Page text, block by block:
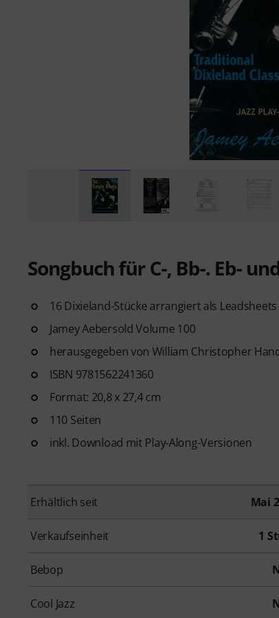
Songbuch für C-, Bb-. Eb-
16 Dixieland-Stücke arrangiert als
Jamey Aebersold Volume 100
herausgegeben von William Christopher
ISBN 9781562241360
Format: 20,8 x 27,4 cm
110 Seiten
inkl. Download mit Play-Along-Versionen
Erhältlich seit Mai
Verkaufseinheit 1
Bebop
Cool Jazz